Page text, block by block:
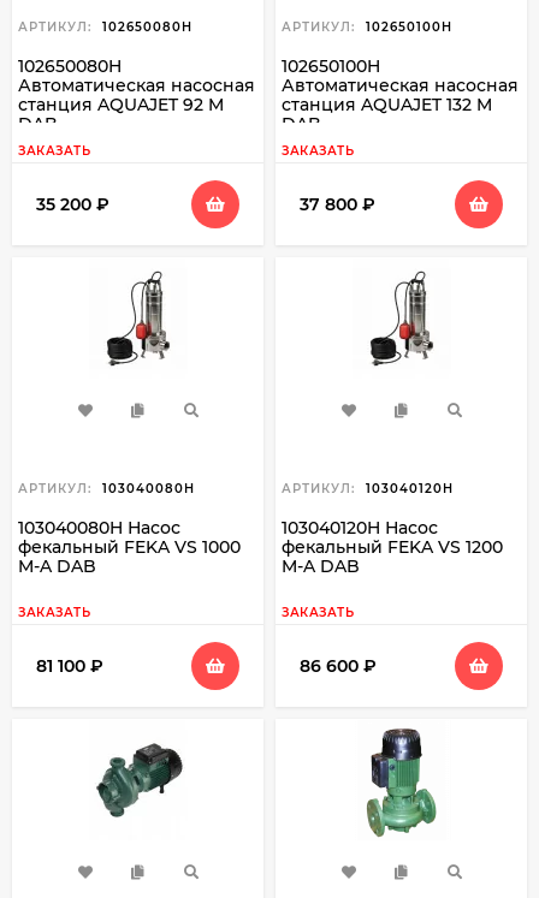
АРТИКУЛ: 102650080H
102650080H
Автоматическая насосная
станция AQUAJET 92 M
DAB
ЗАКАЗАТЬ
35 200 ₽
АРТИКУЛ: 102650100H
102650100H
Автоматическая насосная
станция AQUAJET 132 M
DAB
ЗАКАЗАТЬ
37 800 ₽
АРТИКУЛ: 103040080H
103040080H Насос
фекальный FEKA VS 1000
M-A DAB
ЗАКАЗАТЬ
81 100 ₽
АРТИКУЛ: 103040120H
103040120H Насос
фекальный FEKA VS 1200
M-A DAB
ЗАКАЗАТЬ
86 600 ₽